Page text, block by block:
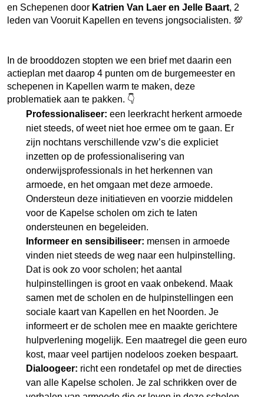
en Schepenen door Katrien Van Laer en Jelle Baart, 2
leden van Vooruit Kapellen en tevens jongsocialisten. 💯
In de brooddozen stopten we een brief met daarin een
actieplan met daarop 4 punten om de burgemeester en
schepenen in Kapellen warm te maken, deze
problematiek aan te pakken. 👇
Professionaliseer: een leerkracht herkent armoede
niet steeds, of weet niet hoe ermee om te gaan. Er
zijn nochtans verschillende vzw’s die expliciet
inzetten op de professionalisering van
onderwijsprofessionals in het herkennen van
armoede, en het omgaan met deze armoede.
Ondersteun deze initiatieven en voorzie middelen
voor de Kapelse scholen om zich te laten
ondersteunen en begeleiden.
Informeer en sensibiliseer: mensen in armoede
vinden niet steeds de weg naar een hulpinstelling.
Dat is ook zo voor scholen; het aantal
hulpinstellingen is groot en vaak onbekend. Maak
samen met de scholen en de hulpinstellingen een
sociale kaart van Kapellen en het Noorden. Je
informeert er de scholen mee en maakte gerichtere
hulpverlening mogelijk. Een maatregel die geen euro
kost, maar veel partijen nodeloos zoeken bespaart.
Dialoogeer: richt een rondetafel op met de directies
van alle Kapelse scholen. Je zal schrikken over de